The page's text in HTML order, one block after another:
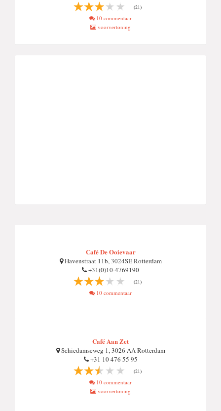
(21)
10 commentaar
voorvertoning
Café De Ooievaar
Havenstraat 11b, 3024SE Rotterdam
+31(0)10-4769190
(21)
10 commentaar
Café Aan Zet
Schiedamseweg 1, 3026 AA Rotterdam
+31 10 476 55 95
(21)
10 commentaar
voorvertoning